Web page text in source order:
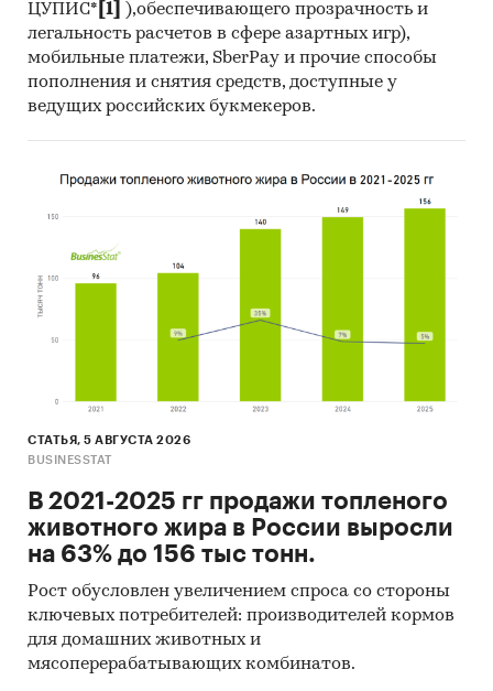
Общий объем мировых инвестиций в финтех-
сектор за последние 5 лет по данным Accenture
превысил отметку в *** млрд $, составив ***
млрд $. Финтех-компании, работающие в сфере
платежных систем, управления активами и
кредитования, заняли лидирующие позиции в
мире по показателям 2021 г.; объем
составил ***%, что в денежном выражении
равно *** млрд $. Диаграмма, описывающая
структуру инвестиций финтех-индустрию по
отраслям, представлена ниже.
Диаграмма 1. Распределение инвестиций в
Рост инвестиций является также и
потребительских приоритетов. Лояльность
потребителей к финтех-компаниям
значительно возросла за последнее
десятилетие .
Следует отметить, что до 2016 г. рынок
платежных услуг считался практически
ЦУПИС* [1]
),обеспечивающего прозрачность и
легальность расчетов в сфере азартных игр),
мобильные платежи, SberPay и прочие способы
пополнения и снятия средств, доступные у
ведущих российских букмекеров.
СТАТЬЯ, 5 АВГУСТА 2026
BUSINESSTAT
В 2021-2025 гг продажи топленого
животного жира в России выросли
на 63% до 156 тыс тонн.
Рост обусловлен увеличением спроса со стороны
ключевых потребителей: производителей кормов
для домашних животных и
мясоперерабатывающих комбинатов.